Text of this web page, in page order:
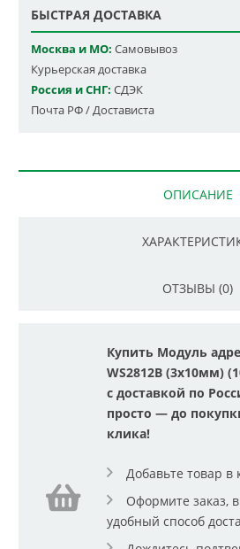
БЫСТРАЯ ДОСТАВКА
Москва и МО: Самовывоз
Курьерская доставка
Россия и СНГ: СДЭК
Почта РФ / Достависта
ОПИСАНИЕ
ОТЗЫВЫ (0)
Купить Модуль
WS2812B (3x10мм)
с доставкой по
просто — до
клика!
Добавьте товар в
Оформите заказ,
удобный способ